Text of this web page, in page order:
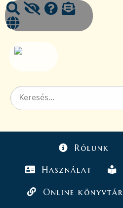
Rólunk
Használat
Online könyvtár